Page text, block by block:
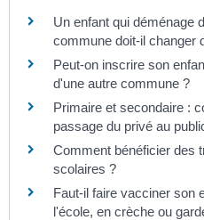
Un enfant qui déménage
commune doit-il changer
Peut-on inscrire son
d'une autre commune ?
Primaire et secondaire :
passage du privé au
Comment bénéficier des
scolaires ?
Faut-il faire vacciner son
l'école, en crèche ou